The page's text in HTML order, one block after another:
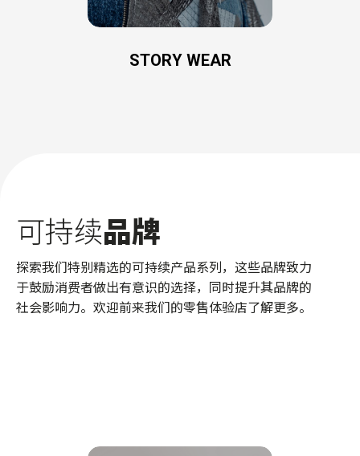
STORY WEAR
可持续品牌
探索我们特别精选的可持续产品系列，这些品牌致力
于鼓励消费者做出有意识的选择，同时提升其品牌的
社会影响力。欢迎前来我们的零售体验店了解更多。